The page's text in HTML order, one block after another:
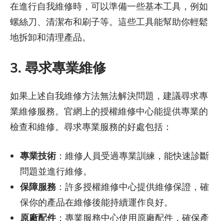
在進行自我維修時，可以準備一些基本工具，例如
螺絲刀、清潔布和刷子等。這些工具能幫助你輕鬆
地拆卸和清理產品。
3. 尋求專業維修
如果上述自我維修方法無法解決問題，建議尋求專
業維修服務。官網上的授權維修中心能提供專業的
檢查和維修。尋求專業服務的好處包括：
專業技術 ：維修人員受過專業訓練，能快速診斷
問題並進行維修。
保障服務 ：許多授權維修中心提供維修保證，確
保你的產品在維修後能持續運作良好。
原廠配件：專業服務中心使用原廠配件，確保產